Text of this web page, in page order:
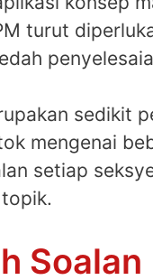
turut
sedikit
mengenai
setiap
Soalan